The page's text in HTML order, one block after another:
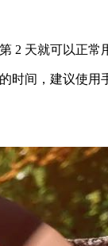
2 天就可以正常
间，建议使